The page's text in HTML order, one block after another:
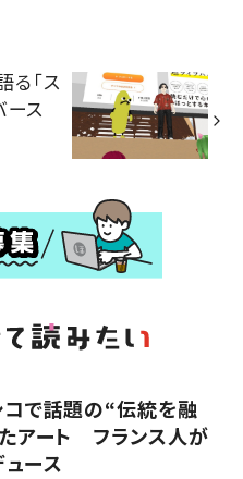
「ス
ース
コで話題の“伝統を融
アート フランス人が
ース